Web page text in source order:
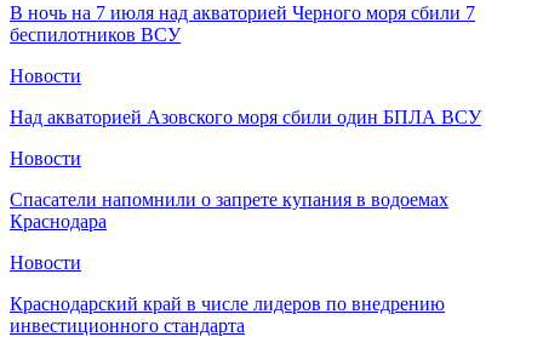
В ночь на 7 июля над акваторией Черного моря сбили 7
беспилотников ВСУ
Новости
Над акваторией Азовского моря сбили один БПЛА ВСУ
Новости
Спасатели напомнили о запрете купания в водоемах
Краснодара
Новости
Краснодарский край в числе лидеров по внедрению
инвестиционного стандарта